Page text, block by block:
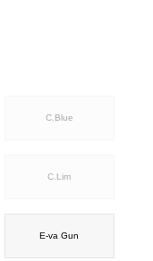
C.Blue
C.Lim
E-va Gun